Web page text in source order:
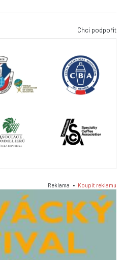
Chci podpořit
Reklama • Koupit reklamu